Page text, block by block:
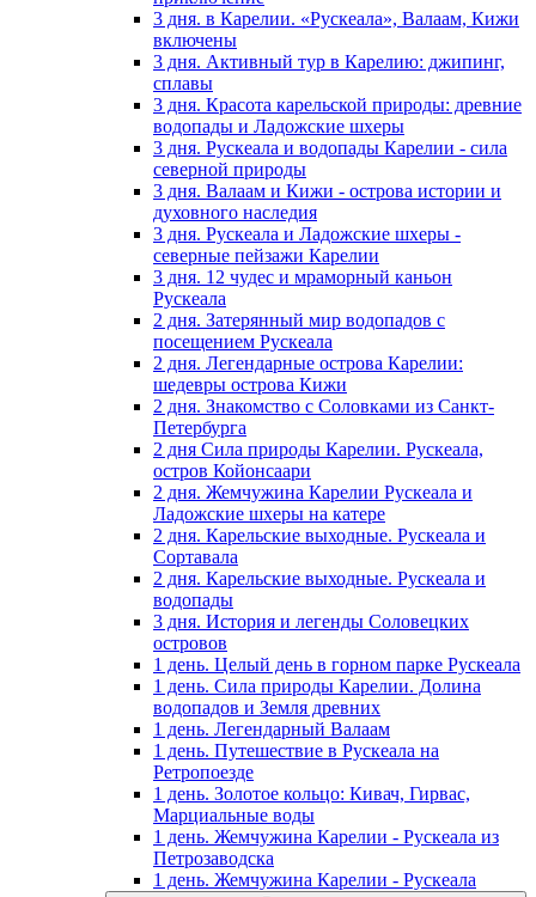
3 дня. в Карелии. «Рускеала», Валаам, Кижи
включены
3 дня. Активный тур в Карелию: джипинг,
сплавы
3 дня. Красота карельской природы: древние
водопады и Ладожские шхеры
3 дня. Рускеала и водопады Карелии - сила
северной природы
3 дня. Валаам и Кижи - острова истории и
духовного наследия
3 дня. Рускеала и Ладожские шхеры -
северные пейзажи Карелии
3 дня. 12 чудес и мраморный каньон
Рускеала
2 дня. Затерянный мир водопадов с
посещением Рускеала
2 дня. Легендарные острова Карелии:
шедевры острова Кижи
2 дня. Знакомство с Соловками из Санкт-
Петербурга
2 дня Сила природы Карелии. Рускеала,
остров Койонсаари
2 дня. Жемчужина Карелии Рускеала и
Ладожские шхеры на катере
2 дня. Карельские выходные. Рускеала и
Сортавала
2 дня. Карельские выходные. Рускеала и
водопады
3 дня. История и легенды Соловецких
островов
1 день. Целый день в горном парке Рускеала
1 день. Сила природы Карелии. Долина
водопадов и Земля древних
1 день. Легендарный Валаам
1 день. Путешествие в Рускеала на
Ретропоезде
1 день. Золотое кольцо: Кивач, Гирвас,
Марциальные воды
1 день. Жемчужина Карелии - Рускеала из
Петрозаводска
1 день. Жемчужина Карелии - Рускеала